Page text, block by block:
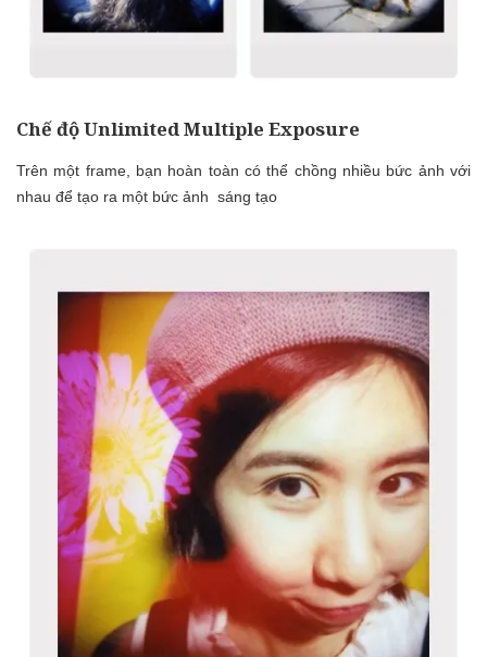
Chế độ Unlimited Multiple Exposure
Trên một frame, bạn hoàn toàn có thể chồng nhiều bức ảnh với
nhau để tạo ra một bức ảnh sáng tạo